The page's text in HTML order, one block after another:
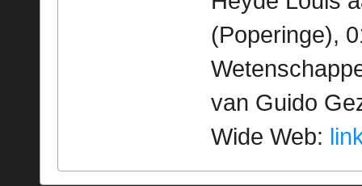
(Poperinge),
van Guido
Wide Web: